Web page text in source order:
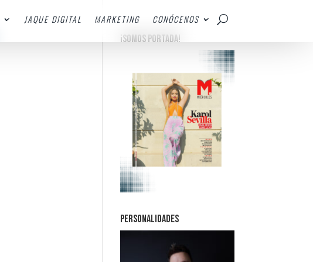
JAQUE DIGITAL MARKETING
CONÓCENOS
¡SOMOS PORTADA!
PERSONALIDADES